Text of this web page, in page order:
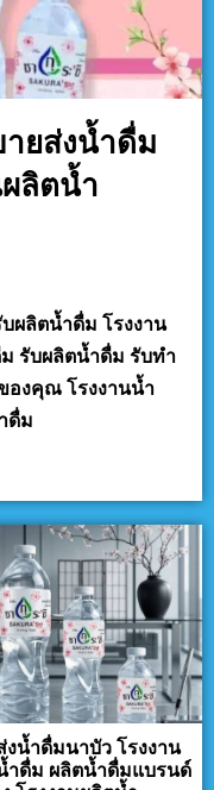
ยส่งน้ำดื่ม
ลิตน้ำ
ผลิตน้ำดื่ม โรงงาน
รับผลิตน้ำดื่ม รับทำ
องคุณ โรงงานน้ำ
ดื่ม
งน้ำดื่มนาบัว โรงงาน
ำดื่ม ผลิตน้ำดื่มแบรนด์